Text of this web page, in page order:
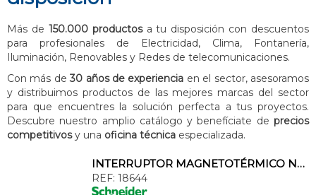
Más de 150.000 productosa tu disposición con descuentos
para profesionales de Electricidad, Clima, Fontanería,
Iluminación, Renovables y Redes de telecomunicaciones.
Con más de30 años de experiencia en el sector, asesoramos
y distribuimos productos de las mejores marcas del sector
para que encuentres la solución perfecta a tus proyectos.
Descubre nuestro amplio catálogo y benefíciate de precios
competitivosy una oficina técnica especializada.
INTERRUPTOR MAGNETOTÉRMICO NG125N 3P 125A CURVA-C
REF: 18644